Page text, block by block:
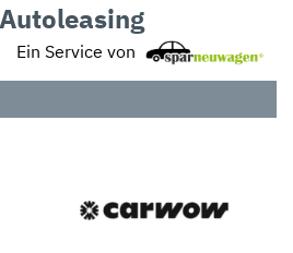
Ein Service von